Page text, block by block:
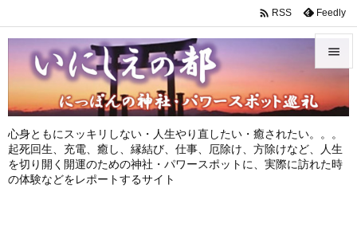
心身ともにスッキリしない・人生やり直したい・癒されたい。。。
起死回生、充電、癒し、縁結び、仕事、厄除け、方除けなど、人生
を切り開く開運のための神社・パワースポットに、実際に訪れた時
の体験などをレポートするサイト


メニュ
サイド

 RSS Feedly